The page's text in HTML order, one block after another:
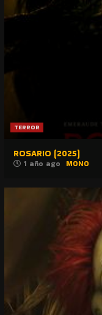
TERROR
ROSARIO (2025)
1 año ago MONO